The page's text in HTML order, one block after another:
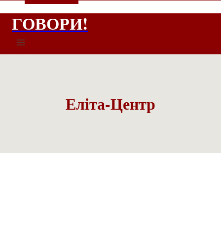
ГОВОРИ!
Еліта-Центр